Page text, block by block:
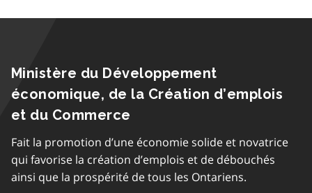
Ministère du Développement
économique, de la Création d’emplois
et du Commerce
Fait la promotion d’une économie solide et novatrice
qui favorise la création d’emplois et de débouchés
ainsi que la prospérité de tous les Ontariens.